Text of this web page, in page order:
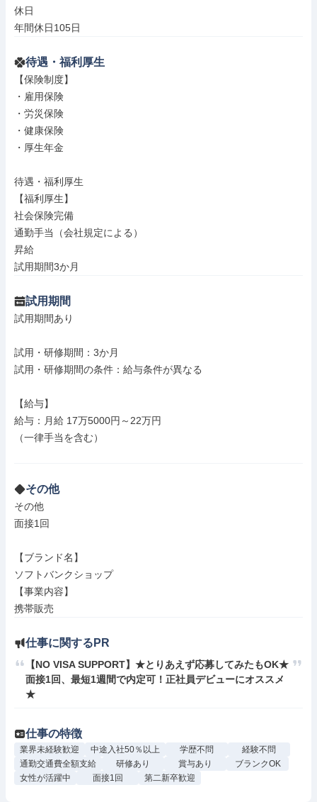
休日
年間休日105日
待遇・福利厚生
【保険制度】
・雇用保険
・労災保険
・健康保険
・厚生年金
待遇・福利厚生
【福利厚生】
社会保険完備
通勤手当（会社規定による）
昇給
試用期間3か月
試用期間
試用期間あり
試用・研修期間：3か月
試用・研修期間の条件：給与条件が異なる
【給与】
給与：月給 17万5000円～22万円
（一律手当を含む）
その他
その他
面接1回
【ブランド名】
ソフトバンクショップ
【事業内容】
携帯販売
仕事に関するPR
【NO VISA SUPPORT】★とりあえず応募してみたもOK★
面接1回、最短1週間で内定可！正社員デビューにオススメ
★
仕事の特徴
業界未経験歓迎 中途入社50％以上 学歴不問
経験不問
通勤交通費全額支給
研修あり 賞与あり
ブランクOK
女性が活躍中
面接1回 第二新卒歓迎